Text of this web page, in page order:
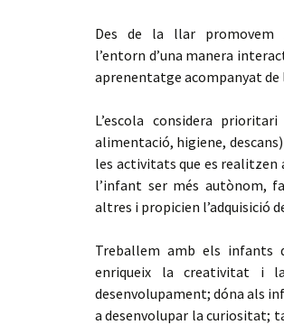
Des de la llar promovem
l’entorn d’una manera
aprenentatge acompanyat de
L’escola considera
alimentació, higiene,
les activitats que es realitzen
l’infant ser més autònom,
altres i propicien l’adquisició
Treballem amb els infants
enriqueix la creativitat i
desenvolupament; dóna als
a desenvolupar la curiositat;